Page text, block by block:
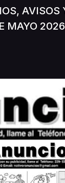
AVISOS
MAYO